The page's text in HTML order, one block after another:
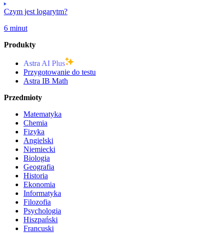
Czym jest logarytm?
6 minut
Produkty
Astra AI Plus
Przygotowanie do testu
Astra IB Math
Przedmioty
Matematyka
Chemia
Fizyka
Angielski
Niemiecki
Biologia
Geografia
Historia
Ekonomia
Informatyka
Filozofia
Psychologia
Hiszpański
Francuski